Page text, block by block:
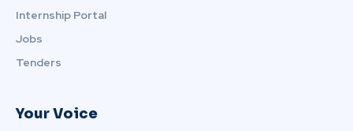
Internship Portal
Jobs
Tenders
Your Voice